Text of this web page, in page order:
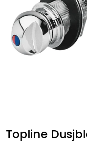
Topline
Fortøyning
Fritid/Sikkerhet